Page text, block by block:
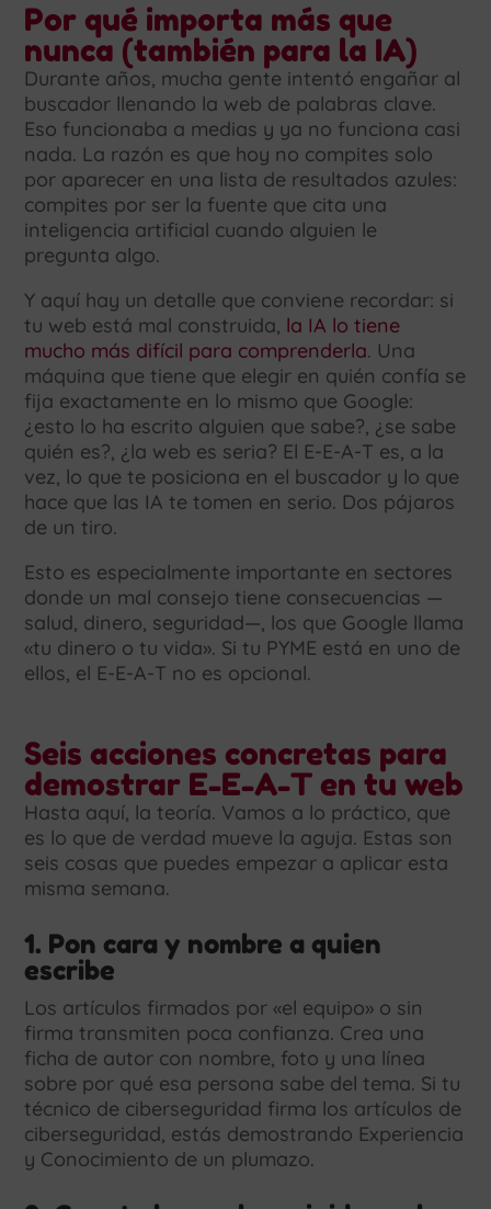
Por qué importa más que
nunca (también para la IA)
Durante años, mucha gente intentó engañar al
buscador llenando la web de palabras clave.
Eso funcionaba a medias y ya no funciona casi
nada. La razón es que hoy no compites solo
por aparecer en una lista de resultados azules:
compites por ser la fuente que cita una
inteligencia artificial cuando alguien le
pregunta algo.
Y aquí hay un detalle que conviene recordar: si
tu web está mal construida, la IA lo tiene
mucho más difícil para comprenderla. Una
máquina que tiene que elegir en quién confía se
fija exactamente en lo mismo que Google:
¿esto lo ha escrito alguien que sabe?, ¿se sabe
quién es?, ¿la web es seria? El E-E-A-T es, a la
vez, lo que te posiciona en el buscador y lo que
hace que las IA te tomen en serio. Dos pájaros
de un tiro.
Esto es especialmente importante en sectores
donde un mal consejo tiene consecuencias —
salud, dinero, seguridad—, los que Google llama
«tu dinero o tu vida». Si tu PYME está en uno de
ellos, el E-E-A-T no es opcional.
Seis acciones concretas para
demostrar E-E-A-T en tu web
Hasta aquí, la teoría. Vamos a lo práctico, que
es lo que de verdad mueve la aguja. Estas son
seis cosas que puedes empezar a aplicar esta
misma semana.
1. Pon cara y nombre a quien
escribe
Los artículos firmados por «el equipo» o sin
firma transmiten poca confianza. Crea una
ficha de autor con nombre, foto y una línea
sobre por qué esa persona sabe del tema. Si tu
técnico de ciberseguridad firma los artículos de
ciberseguridad, estás demostrando Experiencia
y Conocimiento de un plumazo.